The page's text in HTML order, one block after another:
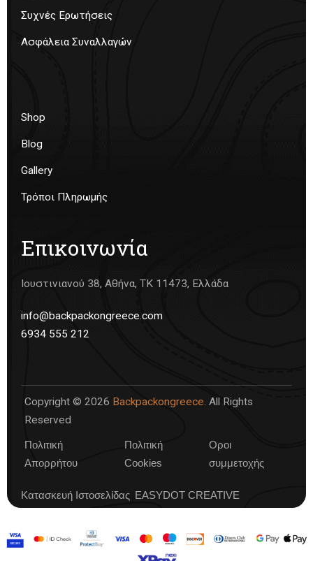
Συχνές Ερωτήσεις
Ασφάλεια Συναλλαγών
Shop
Blog
Gallery
Τρόποι Πληρωμής
Επικοινωνία
Ιουστινιανού 38, Αθήνα, ΤΚ 11473, Ελλάδα
info@backpackongreece.com
6934 555 212
Copyright © 2026 Backpackongreece. All Rights
Reserved
Πολιτική
Απορρήτου
Πολιτική
Cookies
Οροι
συμμετοχής
Κατασκευή Ιστοσελίδας EASYDOT CREATIVE